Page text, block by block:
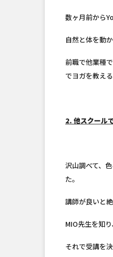
数ヶ月前から
自然と体を動
前職で他業種
でヨガを教え
2. 他スクール
沢山調べて、
た。
講師が良いと
MIO先生を知
それで受講を決